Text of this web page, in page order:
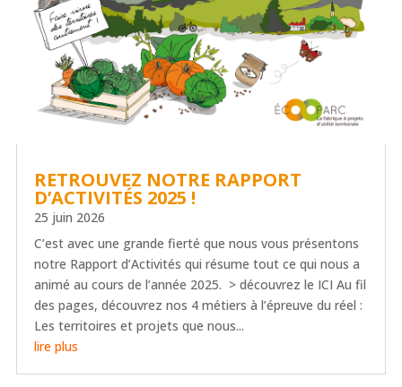
RETROUVEZ NOTRE RAPPORT
D’ACTIVITÉS 2025 !
25 juin 2026
C’est avec une grande fierté que nous vous présentons
notre Rapport d’Activités qui résume tout ce qui nous a
animé au cours de l’année 2025. > découvrez le ICI Au fil
des pages, découvrez nos 4 métiers à l’épreuve du réel :
Les territoires et projets que nous...
lire plus